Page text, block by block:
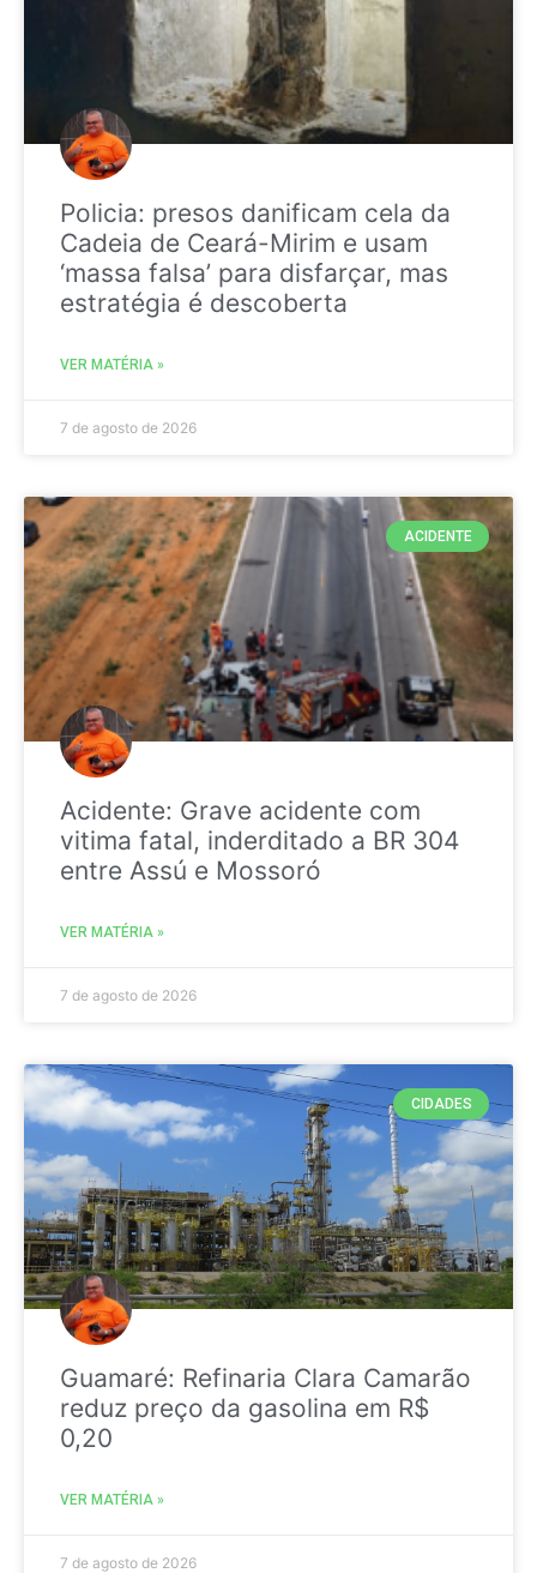
Policia: presos danificam cela da
Cadeia de Ceará-Mirim e usam
‘massa falsa’ para disfarçar, mas
estratégia é descoberta
VER MATÉRIA »
7 de agosto de 2026
ACIDENTE
Acidente: Grave acidente com
vitima fatal, inderditado a BR 304
entre Assú e Mossoró
VER MATÉRIA »
7 de agosto de 2026
CIDADES
Guamaré: Refinaria Clara Camarão
reduz preço da gasolina em R$
0,20
VER MATÉRIA »
7 de agosto de 2026